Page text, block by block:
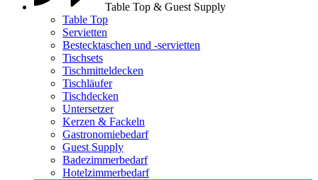
Table Top & Guest Supply
Table Top
Servietten
Bestecktaschen und -servietten
Tischsets
Tischmitteldecken
Tischläufer
Tischdecken
Untersetzer
Kerzen & Fackeln
Gastronomiebedarf
Guest Supply
Badezimmerbedarf
Hotelzimmerbedarf